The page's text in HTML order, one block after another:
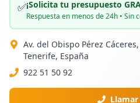
✅¡Solicita tu presupuesto
Respuesta en menos de 24h • Sin
Av. del Obispo Pérez
Tenerife, España
922 51 50 92